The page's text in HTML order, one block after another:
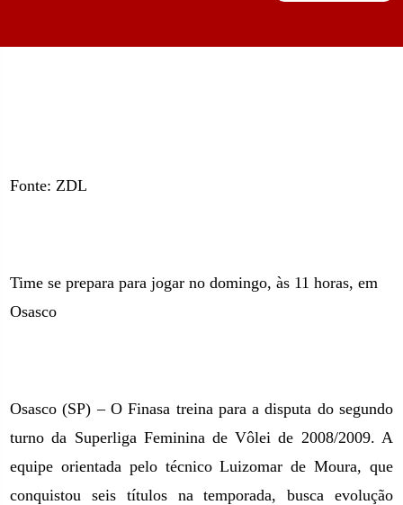
Fonte: ZDL
Time se prepara para jogar no domingo, às 11 horas, em
Osasco
Osasco (SP) – O Finasa treina para a disputa do segundo
turno da Superliga Feminina de Vôlei de 2008/2009. A
equipe orientada pelo técnico Luizomar de Moura, que
conquistou seis títulos na temporada, busca evolução